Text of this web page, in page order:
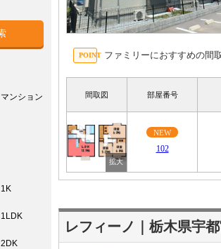
ファミリーにおすすめの間
間取図 部屋番号
NEW
102
レフィーノ｜栃木県宇
マンション
1K
1LDK
2DK